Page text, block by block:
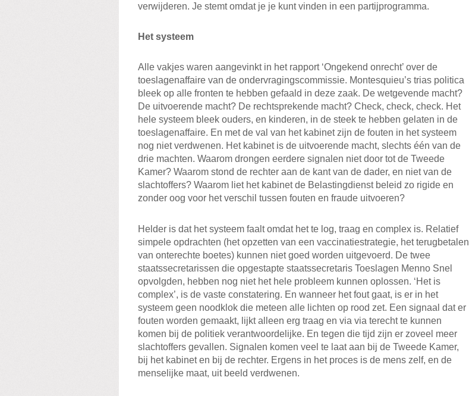
verwijderen. Je stemt omdat je je kunt vinden in een partijprogramma.
Het systeem
Alle vakjes waren aangevinkt in het rapport ‘Ongekend onrecht’ over de
toeslagenaffaire van de ondervragingscommissie. Montesquieu’s trias politica
bleek op alle fronten te hebben gefaald in deze zaak. De wetgevende macht?
De uitvoerende macht? De rechtsprekende macht? Check, check, check. Het
hele systeem bleek ouders, en kinderen, in de steek te hebben gelaten in de
toeslagenaffaire. En met de val van het kabinet zijn de fouten in het systeem
nog niet verdwenen. Het kabinet is de uitvoerende macht, slechts één van de
drie machten. Waarom drongen eerdere signalen niet door tot de Tweede
Kamer? Waarom stond de rechter aan de kant van de dader, en niet van de
slachtoffers? Waarom liet het kabinet de Belastingdienst beleid zo rigide en
zonder oog voor het verschil tussen fouten en fraude uitvoeren?
Helder is dat het systeem faalt omdat het te log, traag en complex is. Relatief
simpele opdrachten (het opzetten van een vaccinatiestrategie, het terugbetalen
van onterechte boetes) kunnen niet goed worden uitgevoerd. De twee
staatssecretarissen die opgestapte staatssecretaris Toeslagen Menno Snel
opvolgden, hebben nog niet het hele probleem kunnen oplossen. ‘Het is
complex’, is de vaste constatering. En wanneer het fout gaat, is er in het
systeem geen noodklok die meteen alle lichten op rood zet. Een signaal dat er
fouten worden gemaakt, lijkt alleen erg traag en via via terecht te kunnen
komen bij de politiek verantwoordelijke. En tegen die tijd zijn er zoveel meer
slachtoffers gevallen. Signalen komen veel te laat aan bij de Tweede Kamer,
bij het kabinet en bij de rechter. Ergens in het proces is de mens zelf, en de
menselijke maat, uit beeld verdwenen.